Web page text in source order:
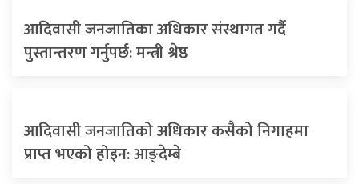
आदिवासी जनजातिका अधिकार संस्थागत गर्दै
पुस्तान्तरण गर्नुपर्छ: मन्त्री श्रेष्ठ
आदिवासी जनजातिको अधिकार कसैको निगाहमा
प्राप्त भएको होइन: आङ्देम्बे